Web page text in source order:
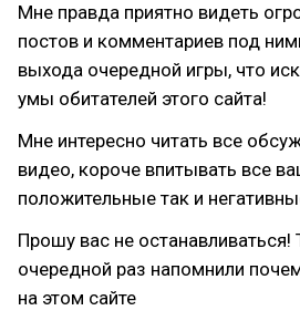
Мне правда приятно видеть
постов и комментариев под
выхода очередной игры, что
умы обитателей этого сайта!
Мне интересно читать все
видео, короче впитывать все
положительные так и
Прошу вас не
очередной раз напомнили
на этом сайте